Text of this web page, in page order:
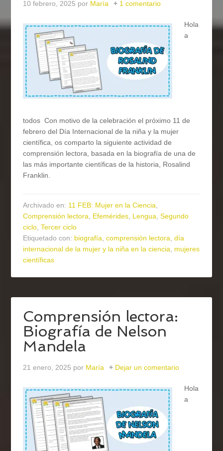
10 febrero, 2025 por María 1 comentario
Hola
a
todos Con motivo de la celebración el próximo 11 de
febrero del Día Internacional de la niña y la mujer
científica, os comparto la siguiente actividad de
comprensión lectora, basada en la biografía de una de
las más importante científicas de la historia, Rosalind
Franklin.
Archivado en: 11 FEB: Mujer en la Ciencia,
Comprensión lectora, Efemérides, Lengua,Segundo
ciclo,Tercer ciclo
Etiquetado con: biografía,comprensión lectora,día
internacional de la mujer y la niña en la ciencia, mujeres
científicas
Comprensión lectora:
Biografía de Nelson
Mandela
21 enero, 2025 por María Dejar un comentario
Hola
a